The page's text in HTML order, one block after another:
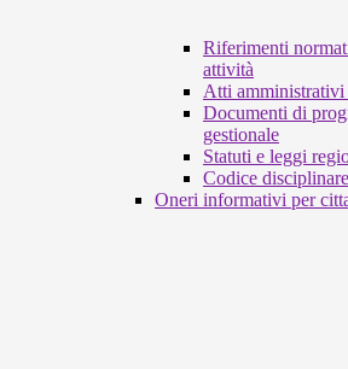
Riferimenti
attività
Atti amministrativi
Documenti di
gestionale
Statuti e leggi
Codice
Oneri informativi per